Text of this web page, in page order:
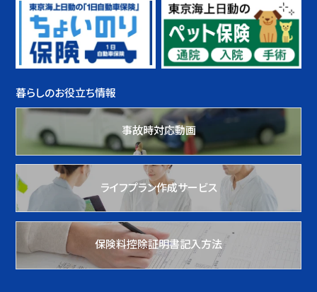
暮らしのお役立ち情報
事故時対応動画
ライフプラン作成サービス
保険料控除証明書記入方法